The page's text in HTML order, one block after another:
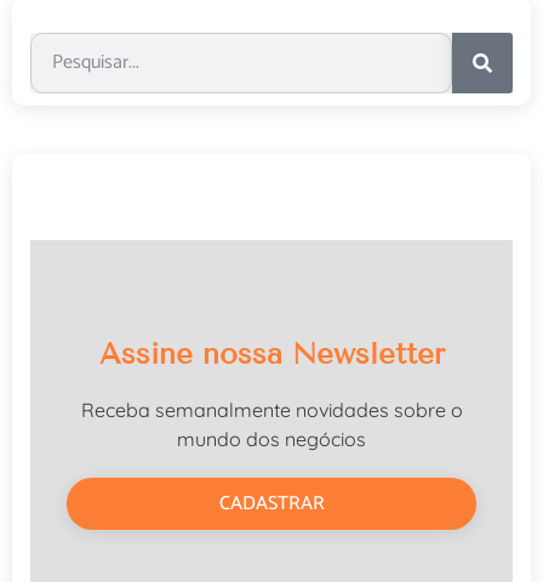
Assine nossa Newsletter
Receba semanalmente novidades sobre o
mundo dos negócios
CADASTRAR